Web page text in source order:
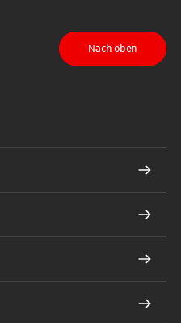
TikTokauf LinkedIn
Nach oben